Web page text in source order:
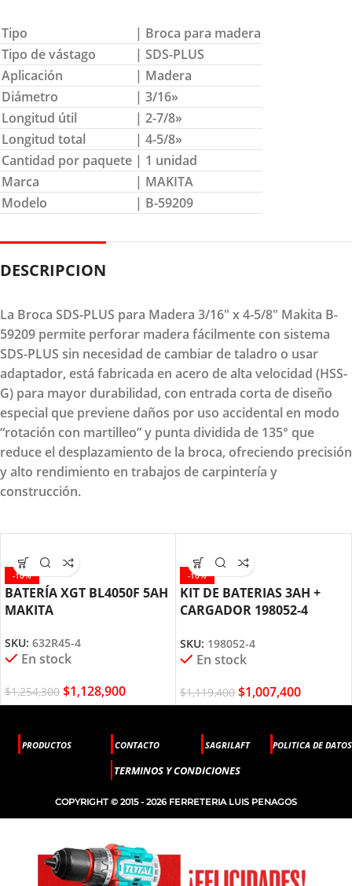
Tipo
| Broca para madera
Tipo de vástago
| SDS-PLUS
Aplicación
| Madera
Diámetro
| 3/16»
Longitud útil
| 2-7/8»
Longitud total
| 4-5/8»
Cantidad por paquete | 1 unidad
Marca
| MAKITA
Modelo
| B-59209
DESCRIPCION
La Broca SDS-PLUS para Madera 3/16" x 4-5/8" Makita B-
59209 permite perforar madera fácilmente con sistema
SDS-PLUS sin necesidad de cambiar de taladro o usar
adaptador, está fabricada en acero de alta velocidad (HSS-
G) para mayor durabilidad, con entrada corta de diseño
especial que previene daños por uso accidental en modo
“rotación con martilleo” y punta dividida de 135° que
reduce el desplazamiento de la broca, ofreciendo precisión
y alto rendimiento en trabajos de carpintería y
construcción.
-10%
BATERÍA XGT BL4050F 5AH
MAKITA
SKU: 632R45-4
En stock
$1,254,300 $1,128,900
-10%
KIT DE BATERIAS 3AH +
CARGADOR 198052-4
SKU: 198052-4
En stock
$1,119,400 $1,007,400
PRODUCTOS CONTACTO SAGRILAFT POLITICA DE DATOS
TERMINOS Y CONDICIONES
COPYRIGHT © 2015 - 2026 FERRETERIA LUIS PENAGOS